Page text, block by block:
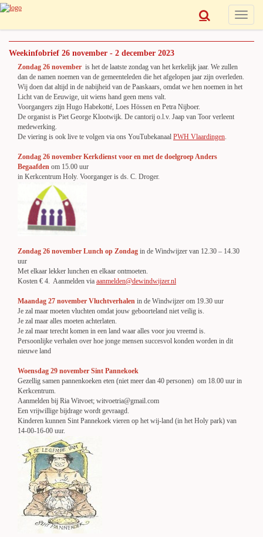
Toggle
Weekinfobrief 26 november - 2 december 2023
Zondag 26 november is het de laatste zondag van het kerkelijk jaar. We zullen
dan de namen noemen van de gemeenteleden die het afgelopen jaar zijn overleden.
Wij doen dat altijd in de nabijheid van de Paaskaars, omdat we hen noemen in het
Licht van de Eeuwige, uit wiens hand geen mens valt.
Voorgangers zijn Hugo Habekotté, Loes Hössen en Petra Nijboer.
De organist is Piet George Klootwijk. De cantorij o.l.v. Jaap van Toor verleent
medewerking.
De viering is ook live te volgen via ons YouTubekanaal PWH Vlaardingen.
Zondag 26 november Kerkdienst voor en met de doelgroep Anders
Begaafden om 15.00 uur
in Kerkcentrum Holy. Voorganger is ds. C. Droger.
Zondag 26 november Lunch op Zondag in de Windwijzer van 12.30 – 14.30
uur
Met elkaar lekker lunchen en elkaar ontmoeten.
Kosten € 4. Aanmelden via aanmelden@dewindwijzer.nl
Maandag 27 november Vluchtverhalen in de Windwijzer om 19.30 uur
Je zal maar moeten vluchten omdat jouw geboorteland niet veilig is.
Je zal maar alles moeten achterlaten.
Je zal maar terecht komen in een land waar alles voor jou vreemd is.
Persoonlijke verhalen over hoe jonge mensen succesvol konden worden in dit
nieuwe land
Woensdag 29 november Sint Pannekoek
Gezellig samen pannenkoeken eten (niet meer dan 40 personen) om 18.00 uur in
Kerkcentrum.
Aanmelden bij Ria Witvoet; witvoetria@gmail.com
Een vrijwillige bijdrage wordt gevraagd.
Kinderen kunnen Sint Pannekoek vieren op het wij-land (in het Holy park) van
14-00-16-00 uur.